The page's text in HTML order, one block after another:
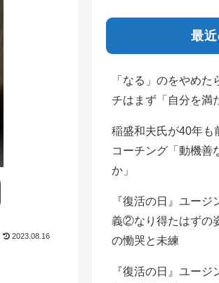
2023.08.16
最
「なる」のをやめ
チはまず「自分を満
稲盛和夫氏が40年も
コーチング「動機善
か」
『復活の日』ユー
義②なり得たはずの
の慟哭と未練
『復活の日』ユー